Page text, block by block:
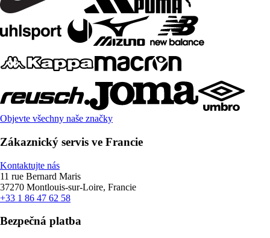
Objevte všechny naše značky
Zákaznický servis ve Francie
Kontaktujte nás
11 rue Bernard Maris
37270 Montlouis-sur-Loire, Francie
+33 1 86 47 62 58
Bezpečná platba